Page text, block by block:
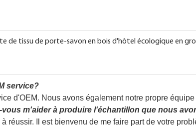
service?
d'OEM. Nous avons également notre propre équipe
m'aider à produire l'échantillon que nous
réussir. Il est bienvenu de me faire part de votre